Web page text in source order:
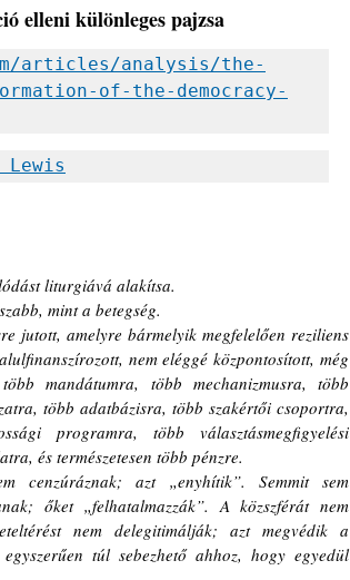
elleni különleges pajzsa
articles/analysis/the-
of-the-democracy-
Lewis
liturgiává alakítsa.
mint a betegség.
jutott, amelyre bármelyik megfelelően reziliens
nem eléggé központosított, még
mandátumra, több mechanizmusra, több
több adatbázisra, több szakértői csoportra,
programra, több választásmegfigyelési
és természetesen több pénzre.
cenzúráznak; azt „enyhítik”. Semmit sem
őket „felhatalmazzák”. A közszférát nem
nem delegitimálják; azt megvédik a
túl sebezhető ahhoz, hogy egyedül